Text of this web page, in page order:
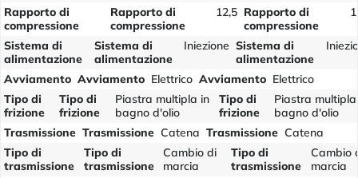
Rapporto di
compressione
Rapporto di
compressione
12,5 Rapporto di
compressione
Sistema di
alimentazione
Sistema di
alimentazione
Iniezione Sistema di
alimentazione
Avviamento Avviamento Elettrico Avviamento Elettrico
Tipo di
frizione
Tipo di
frizione
Piastra multipla in
bagno d'olio
Tipo di
frizione
Piastra
bagno d'olio
Trasmissione Trasmissione Catena Trasmissione Catena
Tipo di
trasmissione
Tipo di
trasmissione
Cambio di
marcia
Tipo di
trasmissione
Cambio
marcia